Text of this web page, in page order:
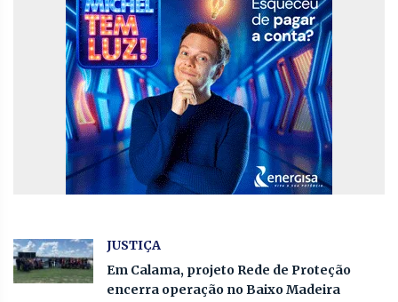
JUSTIÇA
Em Calama, projeto Rede de Proteção
encerra operação no Baixo Madeira